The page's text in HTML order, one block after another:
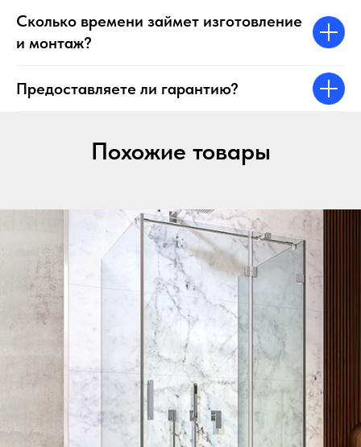
Сколько времени займет изготовление
и монтаж?
Предоставляете ли гарантию?
Похожие товары